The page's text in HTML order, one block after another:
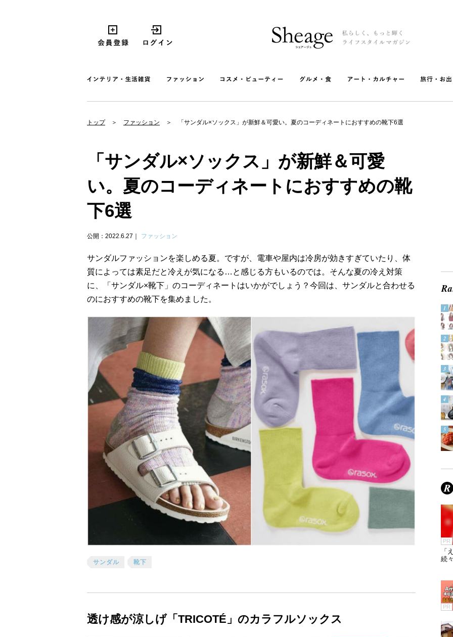
トップ ファッション 「サンダル×ソックス」が新鮮＆可愛い。夏のコーディネートにおすすめの靴下6選
「サンダル×ソックス」が新鮮＆可愛
い。夏のコーディネートにおすすめの靴
下6選
公開：2022.6.27 ファッション
サンダルファッションを楽しめる夏。ですが、電車や屋内は冷房が効きすぎていたり、体
質によっては素足だと冷えが気になる…と感じる方もいるのでは。そんな夏の冷え対策
に、「サンダル×靴下」のコーディネートはいかがでしょう？今回は、サンダルと合わせる
のにおすすめの靴下を集めました。
サンダル 靴下
透け感が涼しげ「TRICOTÉ」のカラフルソックス
PR
「
続
PR